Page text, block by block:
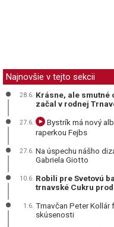
Najnovšie v tejto sekcii
28.6. Krásne, ale smutné
začal v rodnej
27.6.
Bystrík má nový
raperkou Fejbs
27.6. Na úspechu nášho
Gabriela Giotto
10.6. Robili pre Svetovú
trnavské Cukru
1.6. Trnavčan Peter
skúsenosti